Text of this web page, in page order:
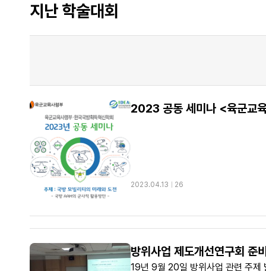
지난 학술대회
2023.04.13 26
방위사업 제도개선연구회 준